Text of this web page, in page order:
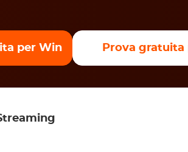
per Win Prova gratuita